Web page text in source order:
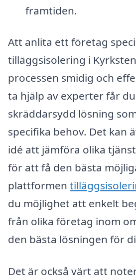
framtiden.
Att anlita ett företag
tilläggsisolering i
processen smidig och
ta hjälp av experter får
skräddarsydd lösning
specifika behov. Det kan
idé att jämföra olika
för att få den bästa
plattformen
du möjlighet att enkelt
från olika företag inom
den bästa lösningen för
Det är också värt att